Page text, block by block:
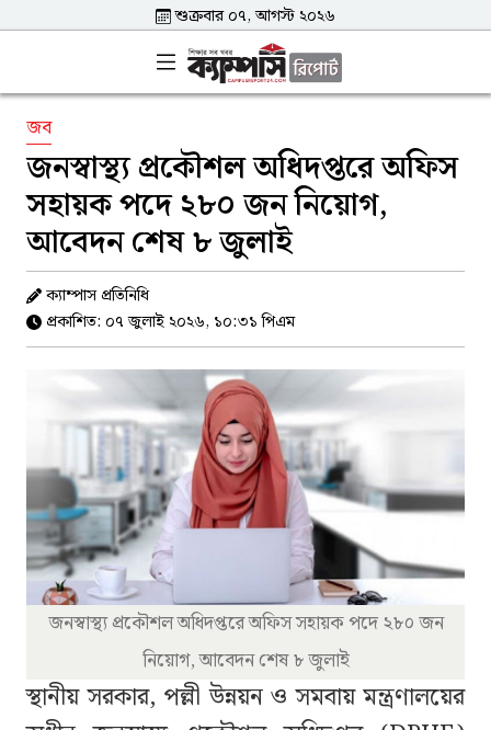
শুক্রবার ০৭, আগস্ট ২০২৬
জব
জনস্বাস্থ্য প্রকৌশল অধিদপ্তরে অফিস
সহায়ক পদে ২৮০ জন নিয়োগ,
আবেদন শেষ ৮ জুলাই
ক্যাম্পাস প্রতিনিধি
প্রকাশিত: ০৭ জুলাই ২০২৬, ১০:৩১ পিএম
জনস্বাস্থ্য প্রকৌশল অধিদপ্তরে অফিস সহায়ক পদে ২৮০ জন
নিয়োগ, আবেদন শেষ ৮ জুলাই
স্থানীয় সরকার, পল্লী উন্নয়ন ও সমবায় মন্ত্রণালয়ের